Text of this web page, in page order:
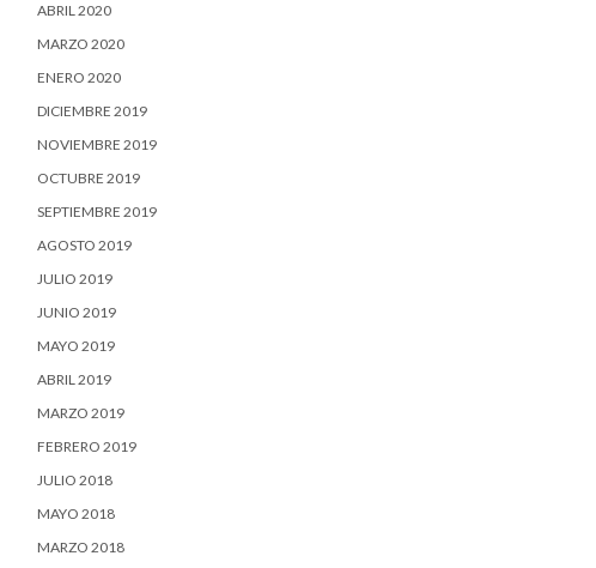
ABRIL 2020
MARZO 2020
ENERO 2020
DICIEMBRE 2019
NOVIEMBRE 2019
OCTUBRE 2019
SEPTIEMBRE 2019
AGOSTO 2019
JULIO 2019
JUNIO 2019
MAYO 2019
ABRIL 2019
MARZO 2019
FEBRERO 2019
JULIO 2018
MAYO 2018
MARZO 2018